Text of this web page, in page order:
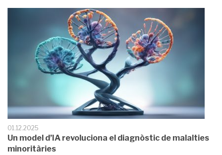
01.12.2025
Un model d’IA revoluciona el diagnòstic de malalties
minoritàries